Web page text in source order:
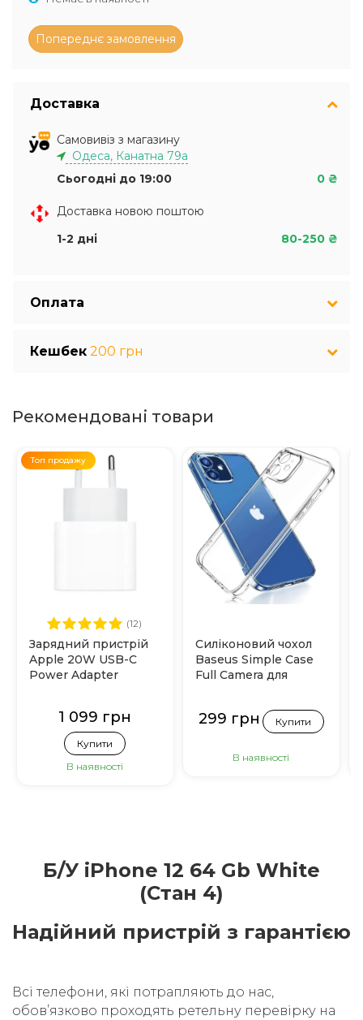
Доставка
Самовивіз з магазину
Одеса, Канатна 79а
Сьогодні до 19:00
0 ₴
Доставка новою поштою
1-2 дні
80-250 ₴
Оплата
Кешбек 200 грн
Рекомендовані товари
Топ продажу
(12)
Зарядний пристрій
Apple 20W USB-C
Power Adapter
1 099 грн
Купити
В наявності
Силіконовий чохол
Baseus Simple Case
Full Camera для
299 грн Купити
В наявності
Б/У iPhone 12 64 Gb White
(Стан 4)
Надійний пристрій з гарантією
Всі телефони, які потрапляють до нас,
обовʼязково проходять ретельну перевірку на